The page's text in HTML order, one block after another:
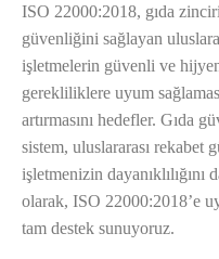
ISO 22000:2018, gıda
güvenliğini sağlayan
işletmelerin güvenli ve
gerekliliklere uyum
artırmasını hedefler. Gıda
sistem, uluslararası rekabet
işletmenizin dayanıklılığını
olarak, ISO 22000:2018’e
tam destek sunuyoruz.